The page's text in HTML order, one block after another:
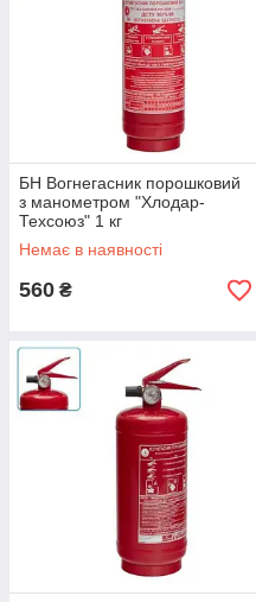
БН Вогнегасник порошковий
з манометром "Хлодар-
Техсоюз" 1 кг
Немає в наявності
560 ₴